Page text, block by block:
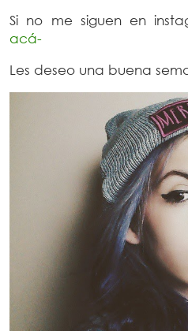
Si no me siguen en
acá-
Les deseo una buena